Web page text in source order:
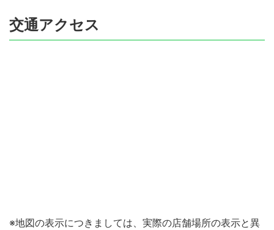
交通アクセス
※地図の表示につきましては、実際の店舗場所の表示と異